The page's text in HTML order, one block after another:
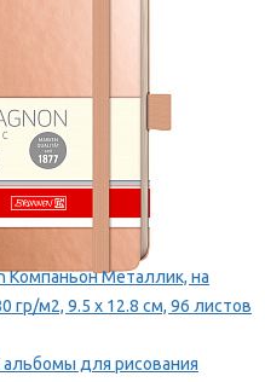
Компаньон Металлик, на
гр/м2, 9.5 х 12.8 см, 96 листов
альбомы для рисования